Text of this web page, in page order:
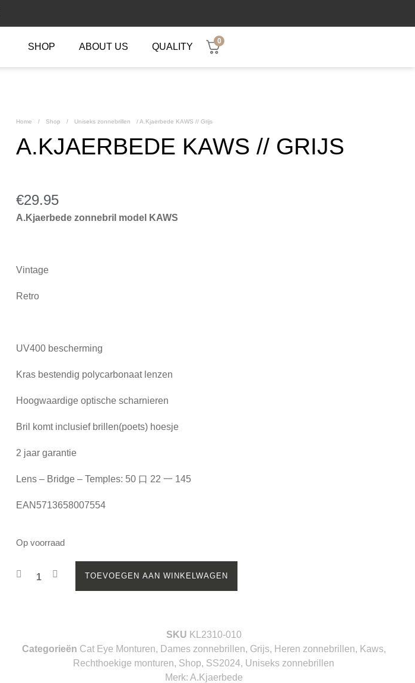
SHOP ABOUT US QUALITY
0
Home / Shop / Uniseks zonnebrillen /A.Kjaerbede KAWS // Grijs
A.KJAERBEDE KAWS // GRIJS
€29.95
A.Kjaerbede zonnebril model KAWS
Vintage
Retro
UV400 bescherming
Kras bestendig polycarbonaat lenzen
Hoogwaardige optische scharnieren
Bril komt inclusief brillen(poets) hoesje
2 jaar garantie
Lens – Bridge – Temples: 50 口 22 一 145
EAN5713658007554
Op voorraad
TOEVOEGEN AAN WINKELWAGEN
SKU KL2310-010
Categorieën Cat Eye Monturen, Dames zonnebrillen, Grijs, Heren zonnebrillen, Kaws,
Rechthoekige monturen, Shop, SS2024, Uniseks zonnebrillen
Merk: A.Kjaerbede